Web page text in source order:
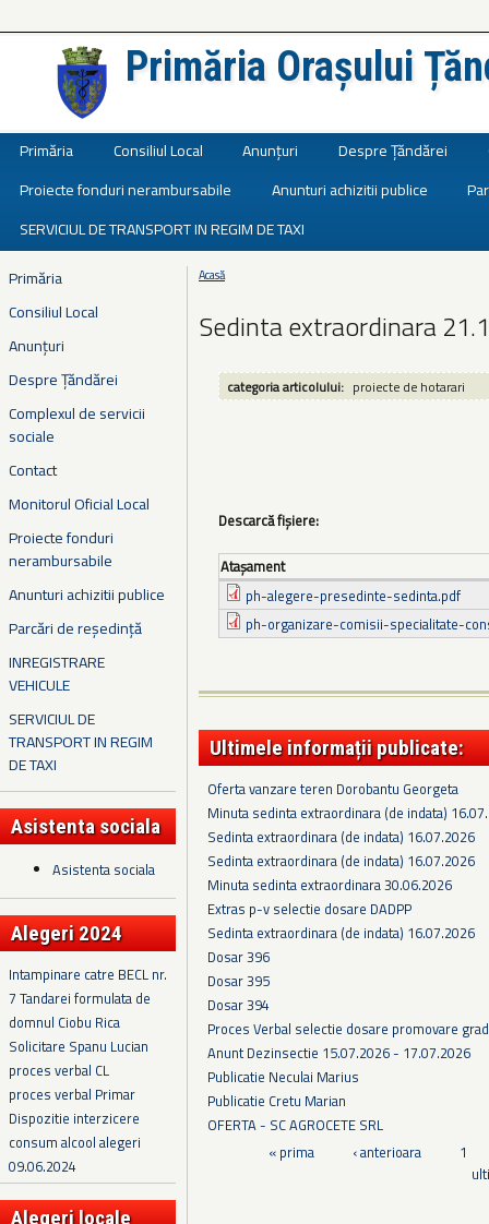
Primăria Orașului
Primăria Consiliul Local Anunțuri Despre Țăndărei
Proiecte fonduri nerambursabile
Anunturi achizitii publice
SERVICIUL DE TRANSPORT IN REGIM DE TAXI
Primăria
Consiliul Local
Anunțuri
Despre Țăndărei
Complexul de servicii
sociale
Contact
Monitorul Oficial Local
Proiecte fonduri
nerambursabile
Anunturi achizitii publice
Parcări de reședință
INREGISTRARE
VEHICULE
SERVICIUL DE
TRANSPORT IN REGIM
DE TAXI
Asistenta sociala
Asistenta sociala
Alegeri 2024
Intampinare catre BECL nr.
7 Tandarei formulata de
domnul Ciobu Rica
Solicitare Spanu Lucian
proces verbal CL
proces verbal Primar
Dispozitie interzicere
consum alcool alegeri
09.06.2024
Alegeri locale
Eşti aici
Acasă
Sedinta extraordinara
categoria articolului: proiecte de hotarari
Descarcă fișiere:
Ataşament
ph-alegere-presedinte-sedinta.pdf
ph-organizare-comisii-specialitate-
Ultimele informații publicate:
Oferta vanzare teren Dorobantu Georgeta
Minuta sedinta extraordinara (de indata)
Sedinta extraordinara (de indata) 16.07.2026
Sedinta extraordinara (de indata) 16.07.2026
Minuta sedinta extraordinara 30.06.2026
Extras p-v selectie dosare DADPP
Sedinta extraordinara (de indata) 16.07.2026
Dosar 396
Dosar 395
Dosar 394
Proces Verbal selectie dosare promovare
Anunt Dezinsectie 15.07.2026 - 17.07.2026
Publicatie Neculai Marius
Publicatie Cretu Marian
OFERTA - SC AGROCETE SRL
Pagini« prima ‹ anterioara
1